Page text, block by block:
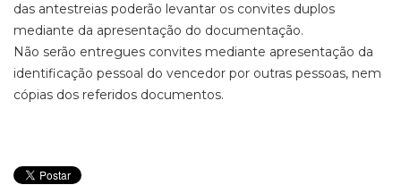
das antestreias poderão levantar os convites duplos
mediante da apresentação do documentação.
Não serão entregues convites mediante apresentação da
identificação pessoal do vencedor por outras pessoas, nem
cópias dos referidos documentos.